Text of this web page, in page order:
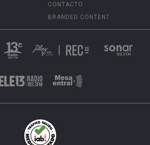
CONTACTO
BRANDED CONTENT